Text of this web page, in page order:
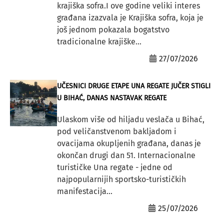
krajiška sofra.I ove godine veliki interes
građana izazvala je Krajiška sofra, koja je
još jednom pokazala bogatstvo
tradicionalne krajiške...
27/07/2026
UČESNICI DRUGE ETAPE UNA REGATE JUČER STIGLI
U BIHAĆ, DANAS NASTAVAK REGATE
Ulaskom više od hiljadu veslača u Bihać,
pod veličanstvenom bakljadom i
ovacijama okupljenih građana, danas je
okončan drugi dan 51. Internacionalne
turističke Una regate - jedne od
najpopularnijih sportsko-turističkih
manifestacija...
25/07/2026